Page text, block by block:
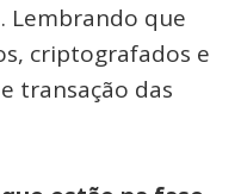
Lembrando que
criptografados e
transação das